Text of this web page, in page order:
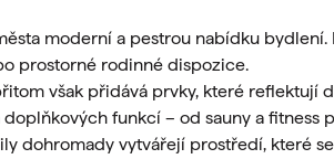
moderní a pestrou nabídku
prostorné rodinné dispozice.
však přidává prvky, které reflektují
funkcí – od sauny a fitness
dohromady vytvářejí prostředí, které